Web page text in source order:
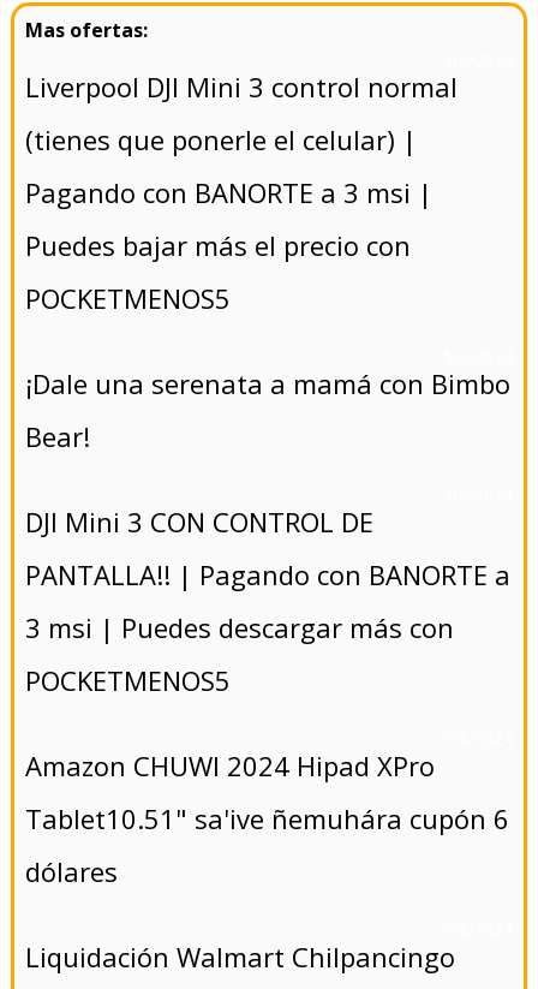
Liverpool DJI Mini 3 control normal
(tienes que ponerle el celular) |
Pagando con BANORTE a 3 msi |
Puedes bajar más el precio con
POCKETMENOS5
¡Dale una serenata a mamá con Bimbo
Bear!
DJI Mini 3 CON CONTROL DE
PANTALLA!! | Pagando con BANORTE a
3 msi | Puedes descargar más con
POCKETMENOS5
Amazon CHUWI 2024 Hipad XPro
Tablet10.51" sa'ive ñemuhára cupón 6
dólares
Liquidación Walmart Chilpancingo